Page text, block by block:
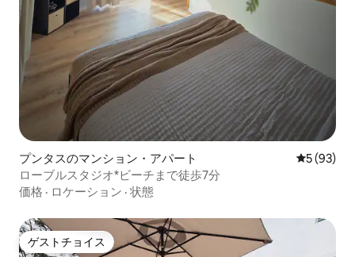
プンタスのマンション・アパート レビュー
5 (93)
ローブルスタジオ*ビーチまで徒歩7分
価格 · ロケーション · 状態
ゲストチョイス
ゲストチョイス